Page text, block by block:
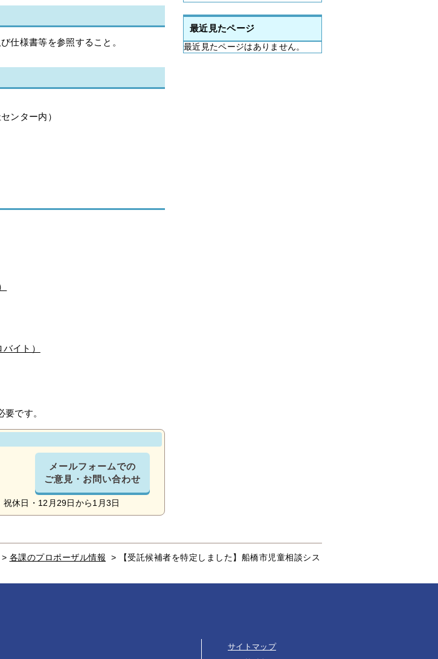
仕様書等を参照すること。
ンター内）
イト）
要です。
メールフォームでの
ご意見・お問い合わせ
休日・12月29日から1月3日
最近見たページ
最近見たページはありません。
> 各課のプロポーザル情報 >
【受託候補者を特定しました】船橋市児童相談シス
サイトマップ